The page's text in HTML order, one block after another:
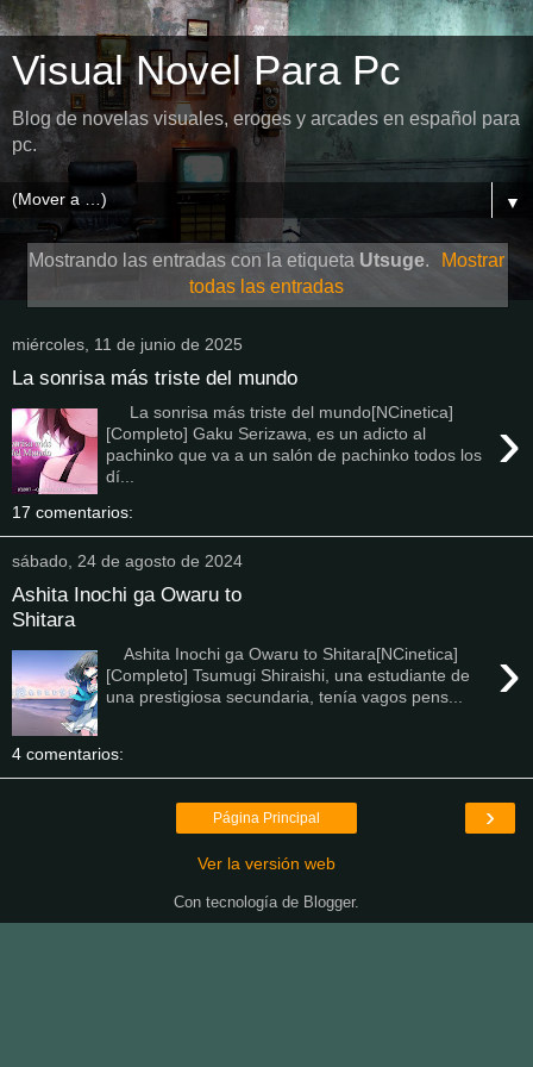
Visual Novel Para Pc
Blog de novelas visuales, eroges y arcades en español para
pc.
▼
Mostrando las entradas con la etiqueta Utsuge.
Mostrar
todas las entradas
miércoles, 11 de junio de 2025
La sonrisa más triste del mundo
›
La sonrisa más triste del mundo[NCinetica]
[Completo] Gaku Serizawa, es un adicto al
pachinko que va a un salón de pachinko todos los
dí...
17 comentarios:
sábado, 24 de agosto de 2024
Ashita Inochi ga Owaru to
Shitara
›
Ashita Inochi ga Owaru to Shitara[NCinetica]
[Completo] Tsumugi Shiraishi, una estudiante de
una prestigiosa secundaria, tenía vagos pens...
4 comentarios:
›
Página Principal
Ver la versión web
Con tecnología de Blogger.